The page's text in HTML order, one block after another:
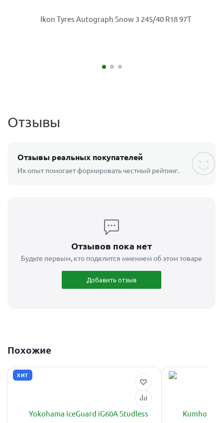
Отзывы
Отзывы реальных покупателей
Их опыт помогает формировать честный рейтинг.
Отзывов пока нет
Будьте первым, кто поделится мнением об этом товаре
Добавить отзыв
Похожие
ХИТ